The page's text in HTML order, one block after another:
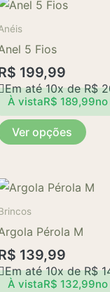
5 Fios
199,99
Em até 10x deR$
À vistaR$ 189,99
Ver opções
As
na
Pérola M
139,99
Em até 10x deR$
À vistaR$ 132,99